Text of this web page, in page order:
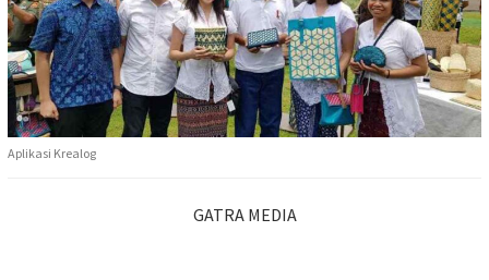
Aplikasi Krealog
GATRA MEDIA